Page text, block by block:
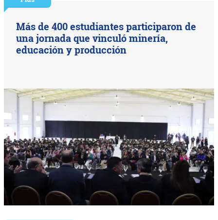
Más de 400 estudiantes participaron de
una jornada que vinculó minería,
educación y producción